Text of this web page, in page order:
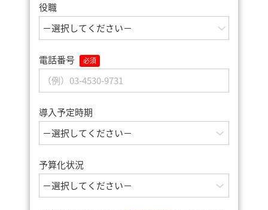
役職
電話番号
導入予定時期
予算化状況